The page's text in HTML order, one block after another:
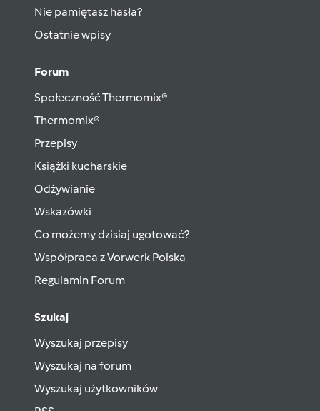
Nie pamiętasz hasła?
Ostatnie wpisy
Forum
Społeczność Thermomix®
Thermomix®
Przepisy
Książki kucharskie
Odżywianie
Wskazówki
Co możemy dzisiaj ugotować?
Współpraca z Vorwerk Polska
Regulamin Forum
Szukaj
Wyszukaj przepisy
Wyszukaj na forum
Wyszukaj użytkowników